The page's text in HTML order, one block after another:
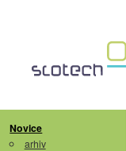
Novice
arhiv